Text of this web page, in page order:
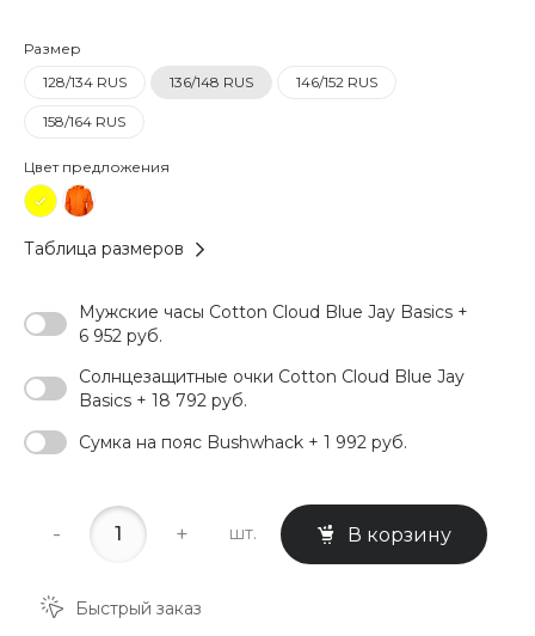
Размер
128/134 RUS
136/148 RUS 146/152 RUS
158/164 RUS
Цвет предложения
Таблица размеров
Мужские часы Cotton Cloud Blue Jay Basics +
6 952 руб.
Солнцезащитные очки Cotton Cloud Blue Jay
Basics + 18 792 руб.
Сумка на пояс Bushwhack + 1 992 руб.
- + шт. В корзину
Быстрый заказ